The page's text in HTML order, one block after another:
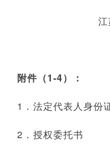
附件（1-4）：
．法定代表人身份
．授权委托书